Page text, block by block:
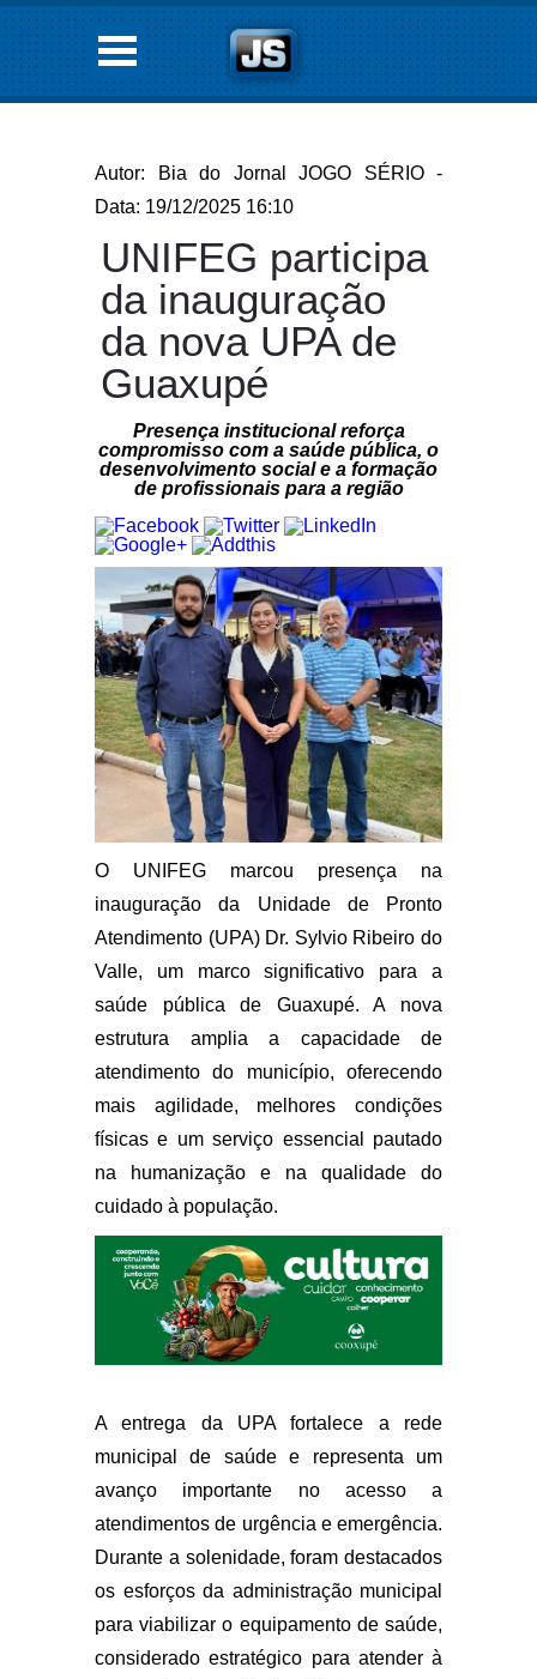
Autor: Bia do Jornal JOGO SÉRIO -
Data: 19/12/2025 16:10
UNIFEG participa
da inauguração
da nova UPA de
Guaxupé
Presença institucional reforça
compromisso com a saúde pública, o
desenvolvimento social e a formação
de profissionais para a região
O UNIFEG marcou presença na
inauguração da Unidade de Pronto
Atendimento (UPA) Dr. Sylvio Ribeiro do
Valle, um marco significativo para a
saúde pública de Guaxupé. A nova
estrutura amplia a capacidade de
atendimento do município, oferecendo
mais agilidade, melhores condições
físicas e um serviço essencial pautado
na humanização e na qualidade do
cuidado à população.
A entrega da UPA fortalece a rede
municipal de saúde e representa um
avanço importante no acesso a
atendimentos de urgência e emergência.
Durante a solenidade, foram destacados
os esforços da administração municipal
para viabilizar o equipamento de saúde,
considerado estratégico para atender à